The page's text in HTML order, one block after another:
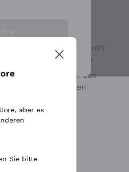
Ohne Sulfit oder mit
minimalen Sulfite
Maischung auf den
Traubenschalen
aber es
Sie bitte